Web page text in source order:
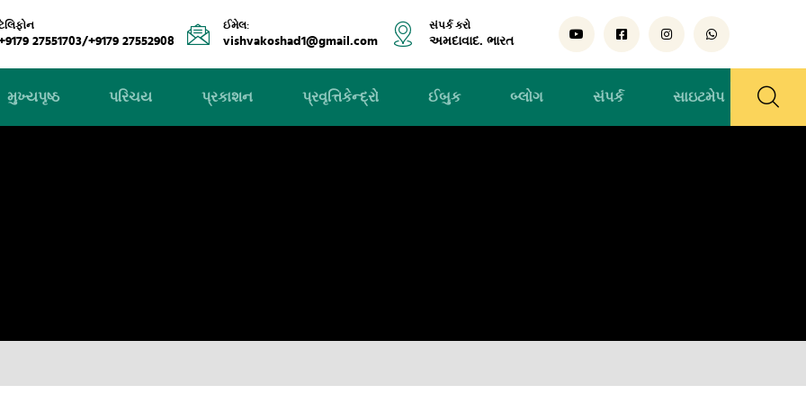
27551703/+9179 27552908
ઈમેલ:
vishvakoshad1@gmail.com
સંપર્ક કરો
અમદાવાદ. ભારત
મુખ્યપૃષ્ઠ પરિચય પ્રકાશન પ્રવૃત્તિકેન્દ્રો ઈબુક બ્લોગ સંપર્ક સાઇટમેપ